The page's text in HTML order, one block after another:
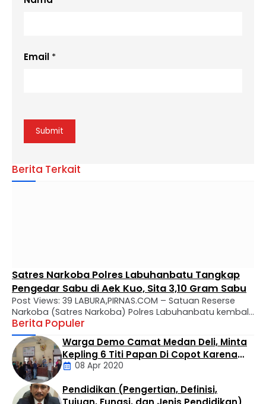
Email *
Berita Terkait
Satres Narkoba Polres Labuhanbatu Tangkap
Pengedar Sabu di Aek Kuo, Sita 3,10 Gram Sabu
Post Views: 39 LABURA,PIRNAS.COM – Satuan Reserse
Narkoba (Satres Narkoba) Polres Labuhanbatu kembali
mengungkap kasus peredaran narkotika jenis sabu di
wilayah hukumnya. Seorang pria berinisial MTS alias
Tebe (34) berhasil diamankan dalam operasi yang
digelar di Kelurahan Bandar Selamat, Kecamatan Aek
Kuo, Kabupaten Labuhanbatu Utara, Selasa (4/8/2026)
sekitar pukul 14.30 WIB. Penangkapan dilakukan oleh Tim
…
Berita Populer
Daerah
Warga Demo Camat Medan Deli, Minta
Kepling 6 Titi Papan Di Copot Karena
Tak Perduli Sama Warganya
08 Apr 2020
Pendidikan (Pengertian, Definisi,